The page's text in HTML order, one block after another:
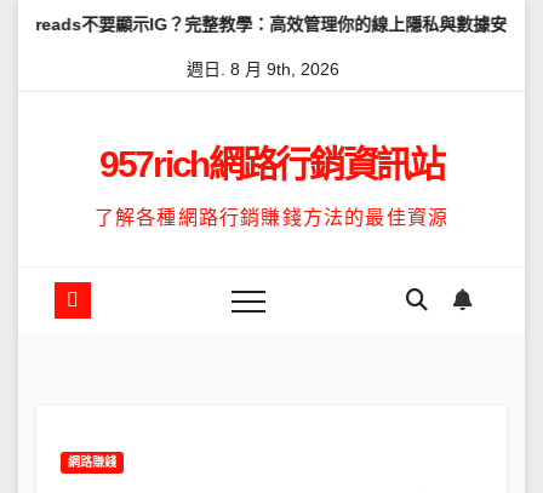
IG？完整教學：高效管理你的線上隱私與數據安全 怎麼讓
週日. 8 月 9th, 2026
957rich網路行銷資訊站
了解各種網路行銷賺錢方法的最佳資源
網路賺錢